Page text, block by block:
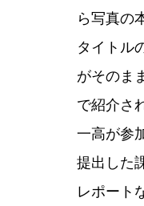
ら写真の
タイトル
がそのま
で紹介さ
一高が参
提出した
レポート